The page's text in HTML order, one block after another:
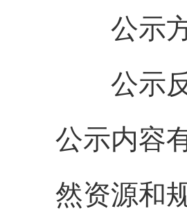
公示
公示
公示内容
然资源和